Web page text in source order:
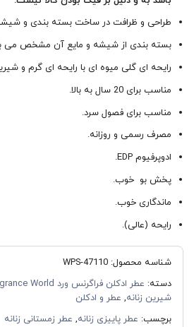
طراحی و ظرافت در ساخت بسته بندی و
بسته بندی از شیشه و مایع آن مشخص می
رایحه ای گلی میوه ای با رایحه ای گرم و
مناسب برای 20 سال به بالا.
مناسب برای فصول سرد.
مصرف رسمی و روزانه.
ادوپرفیوم EDP.
پخش بو خوب.
ماندگاری خوب.
رایحه (عالی).
شناسه محصول: WPS-47110
دسته: عطر ادکلن فراگرنس ورد Fragrance World
شیرین زنانه, عطر و ادکلن
برچسب: عطر پاییزی زنانه, عطر زمستانی زنانه